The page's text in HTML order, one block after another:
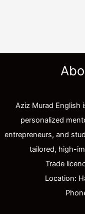
Aziz Murad English
personalized
entrepreneurs, and
tailored, high-
Trade
Location: